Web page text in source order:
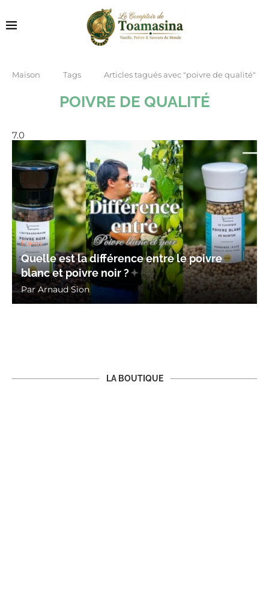
Maison Tags Articles tagués avec "poivre de qualité"
POIVRE DE QUALITÉ
7.0
Épices
Quelle est la différence entre le poivre
blanc et poivre noir ?
ParArnaud Sion
LA BOUTIQUE